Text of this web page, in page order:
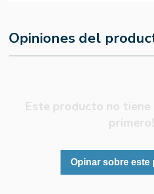
Opiniones del
Este producto no tiene
primero!
Opinar sobre este